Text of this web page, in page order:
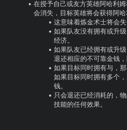
在授予自己或友方英雄阿哈利
会消失，目标英雄将会获得阿哈
这意味着炼金术士将会失
如果队友没有拥有或升
经济。
如果队友已经拥有或升
退还相应的不可靠金钱，
如果目标同时拥有与，
如果目标同时拥有多个
钱。
只会退还已经消耗的，
技能的任何效果。